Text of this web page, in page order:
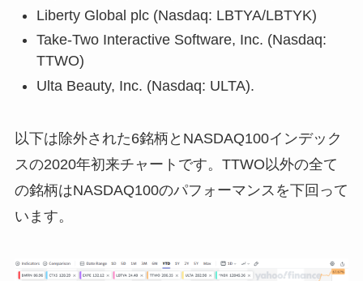
Liberty Global plc (Nasdaq: LBTYA/LBTYK)
Take-Two Interactive Software, Inc. (Nasdaq:
TTWO)
Ulta Beauty, Inc. (Nasdaq: ULTA).
以下は除外された6銘柄とNASDAQ100インデック
スの2020年初来チャートです。TTWO以外の全て
の銘柄はNASDAQ100のパフォーマンスを下回って
います。